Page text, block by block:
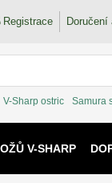
Registrace Doručení
V-Sharp ostric Samura
V-SHARP